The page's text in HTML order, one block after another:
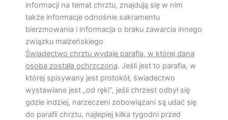
informacji na temat chrztu, znajdują się w nim
także informacje odnośnie sakramentu
bierzmowania i informacja o braku zawarcia innego
związku małżeńskiego
Świadectwo chrztu wydaje parafia, w której dana
osoba została ochrzczona. Jeśli jest to parafia, w
której spisywany jest protokół, świadectwo
wystawiane jest „od ręki”, jeśli chrzest odbył się
gdzie indziej, narzeczeni zobowiązani są udać się
do parafii chrztu, najlepiej kilka tygodni przed